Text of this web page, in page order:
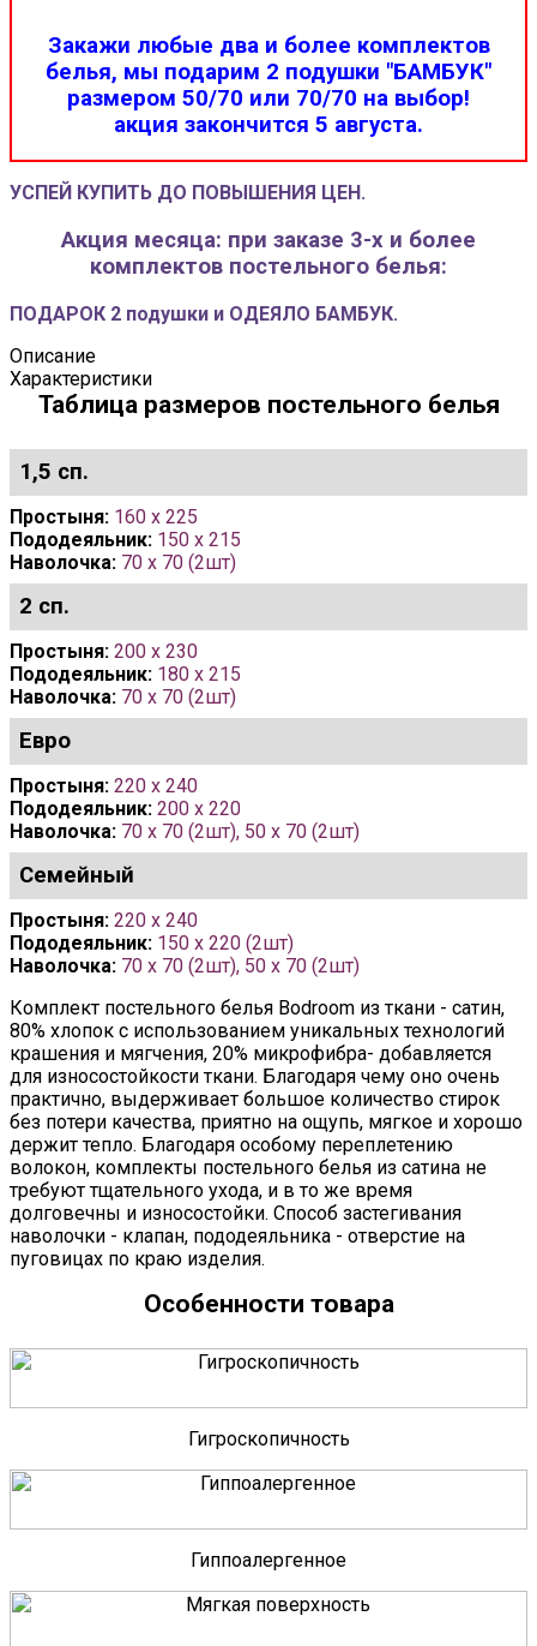
Закажи любые два и более комплектов
белья, мы подарим 2 подушки "БАМБУК"
размером 50/70 или 70/70 на выбор!
акция закончится 5 августа.
УСПЕЙ КУПИТЬ ДО ПОВЫШЕНИЯ ЦЕН.
Акция месяца: при заказе 3-х и более
комплектов постельного белья:
ПОДАРОК 2 подушки и ОДЕЯЛО БАМБУК.
Описание
Характеристики
Таблица размеров постельного белья
1,5 сп.
Простыня: 160 x 225
Пододеяльник: 150 x 215
Наволочка: 70 x 70 (2шт)
2 сп.
Простыня: 200 x 230
Пододеяльник: 180 x 215
Наволочка: 70 х 70 (2шт)
Евро
Простыня: 220 x 240
Пододеяльник: 200 x 220
Наволочка: 70 х 70 (2шт), 50 х 70 (2шт)
Семейный
Простыня: 220 x 240
Пододеяльник: 150 x 220 (2шт)
Наволочка: 70 х 70 (2шт), 50 х 70 (2шт)
Комплект постельного белья Bodroom из ткани - сатин,
80% хлопок с использованием уникальных технологий
крашения и мягчения, 20% микрофибра- добавляется
для износостойкости ткани. Благодаря чему оно очень
практично, выдерживает большое количество стирок
без потери качества, приятно на ощупь, мягкое и хорошо
держит тепло. Благодаря особому переплетению
волокон, комплекты постельного белья из сатина не
требуют тщательного ухода, и в то же время
долговечны и износостойки. Способ застегивания
наволочки - клапан, пододеяльника - отверстие на
пуговицах по краю изделия.
Особенности товара
Гигроскопичность
Гиппоалергенное